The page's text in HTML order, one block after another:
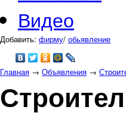
Видео
Добавить: фирму/ обьявление
Главная → Объявления →